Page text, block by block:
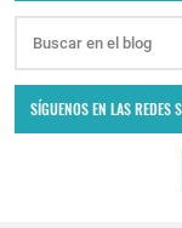
SÍGUENOS EN LAS REDES